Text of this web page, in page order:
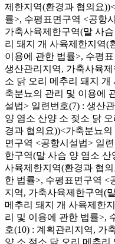
제한지역(환경과 협의요
률>, 수평표면구역 <공항
가축사육제한구역(말 사
리 돼지 개 사육제한지역(
이용에 관한 법률>, 수평
생산관리지역, 가축사육
소 닭 오리 메추리 돼지
축분뇨의 관리 및 이용에
설법> 일련번호(7) : 생산
양 염소 산양 소 젖소 닭
경과 협의요))<가축분뇨
면구역 <공항시설법> 일
한구역(말 사슴 양 염소 산
사육제한지역(환경과 협
한 법률>, 수평표면구역 <
지역, 가축사육제한구역(
메추리 돼지 개 사육제한
리 및 이용에 관한 법률>,
호(10) : 계획관리지역, 가
양 소 젖소 닭 오리 메추리